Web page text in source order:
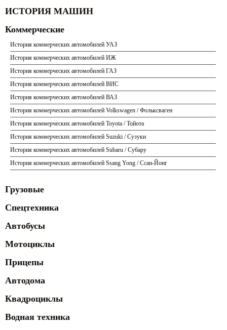
ИСТОРИЯ МАШИН
Коммерческие
История коммерческих автомобилей УАЗ
История коммерческих автомобилей ИЖ
История коммерческих автомобилей ГАЗ
История коммерческих автомобилей ВИС
История коммерческих автомобилей ВАЗ
История коммерческих автомобилей Volkswagen / Фольксваген
История коммерческих автомобилей Toyota / Тойота
История коммерческих автомобилей Suzuki / Сузуки
История коммерческих автомобилей Subaru / Субару
История коммерческих автомобилей Ssang Yong / Ссан-Йонг
Грузовые
Спецтехника
Автобусы
Мотоциклы
Прицепы
Автодома
Квадроциклы
Водная техника